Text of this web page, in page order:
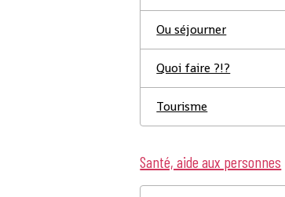
Ou séjourner
Quoi faire ?!?
Tourisme
Santé, aide aux personnes